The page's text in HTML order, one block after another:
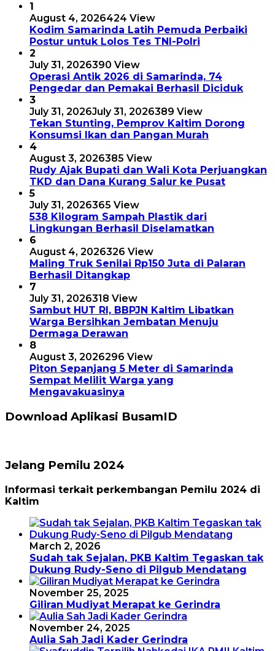
1
August 4, 2026424 View
Kodim Samarinda Latih Pemuda Perbaiki
Postur untuk Lolos Tes TNI-Polri
2
July 31, 2026390 View
Operasi Antik 2026 di Samarinda, 74
Pengedar dan Pemakai Berhasil Diciduk
3
July 31, 2026July 31, 2026389 View
Tekan Stunting, Pemprov Kaltim Dorong
Konsumsi Ikan dan Pangan Murah
4
August 3, 2026385 View
Rudy Ajak Bupati dan Wali Kota Perjuangkan
TKD dan Dana Kurang Salur ke Pusat
5
July 31, 2026365 View
538 Kilogram Sampah Plastik dari
Lingkungan Berhasil Diselamatkan
6
August 4, 2026326 View
Maling Truk Senilai Rp150 Juta di Palaran
Berhasil Ditangkap
7
July 31, 2026318 View
Sambut HUT RI, BBPJN Kaltim Libatkan
Warga Bersihkan Jembatan Menuju
Dermaga Derawan
8
August 3, 2026296 View
Piton Sepanjang 5 Meter di Samarinda
Sempat Melilit Warga yang
Mengavakuasinya
Download Aplikasi BusamID
Jelang Pemilu 2024
Informasi terkait perkembangan Pemilu 2024 di
Kaltim
March 2, 2026
Sudah tak Sejalan, PKB Kaltim Tegaskan tak
Dukung Rudy-Seno di Pilgub Mendatang
November 25, 2025
Giliran Mudiyat Merapat ke Gerindra
November 24, 2025
Aulia Sah Jadi Kader Gerindra